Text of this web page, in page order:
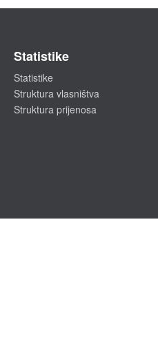
Statistike
Statistike
Struktura vlasništva
Struktura prijenosa